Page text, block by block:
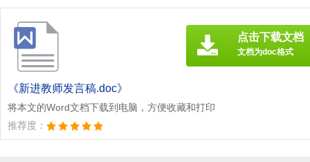
《新进教师发言稿.doc》
将本文的Word文档下载到电脑，方便收藏和打印
推荐度：
点击下载文档
文档为doc格式